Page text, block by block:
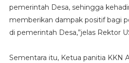
pemerintah Desa, sehingga
memberikan dampak positif bagi
di pemerintah Desa,”jelas Rektor
Sementara itu, Ketua panitia KKN